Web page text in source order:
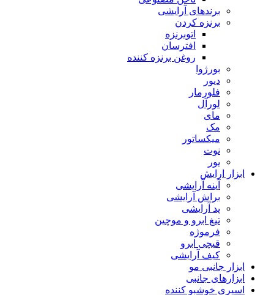
برندهای آرایشی
برنزه کردن
اتوبرنزه
افترسان
روغن برنزه کننده
بورژوا
دیور
فلورمار
لورآل
مای
مک
میکساتور
نوت
یور
ابزار ارایش
آینه آرایشی
براش آرایشی
پد آرایشی
تیغ ابرو و موچین
فرموژه
قیچی ابرو
کیف آرایشی
ابزار جانبی مو
ابزارهای جانبی
اسپری خوشبو کننده